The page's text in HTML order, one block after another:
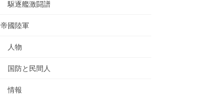
駆逐艦激闘譜
帝國陸軍
人物
国防と民間人
情報